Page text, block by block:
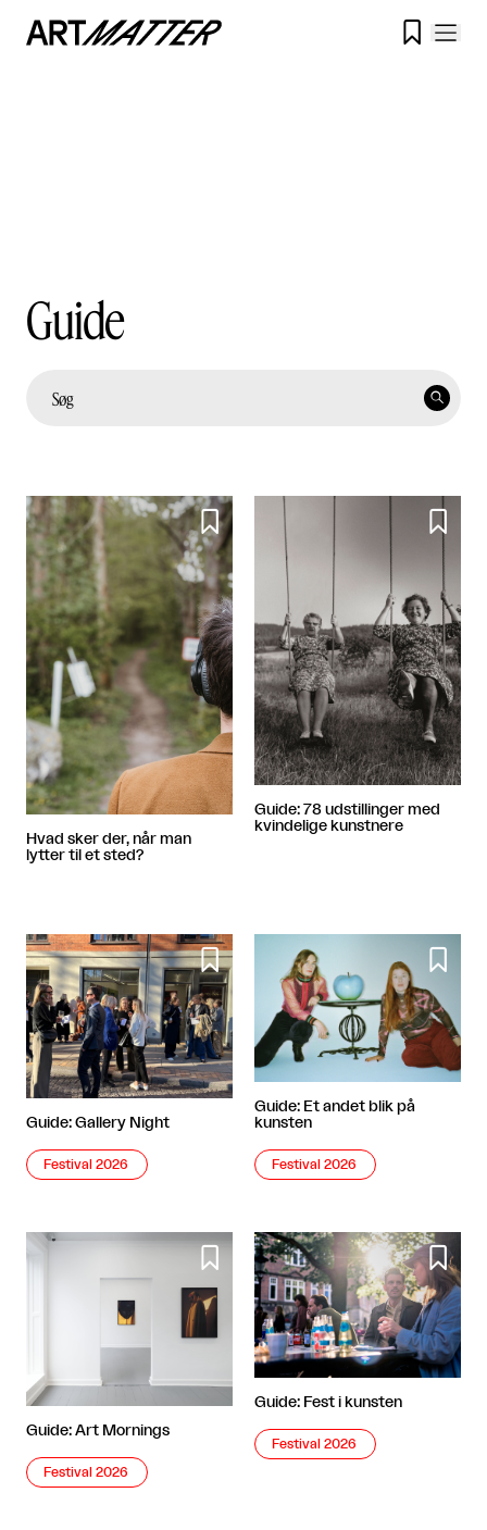

Guide


Hvad sker der, når man
lytter til et sted?

Guide: 78 udstillinger med
kvindelige kunstnere

Guide: Gallery Night
Festival 2026

Guide: Et andet blik på
kunsten
Festival 2026

Guide: Art Mornings
Festival 2026

Guide: Fest i kunsten
Festival 2026